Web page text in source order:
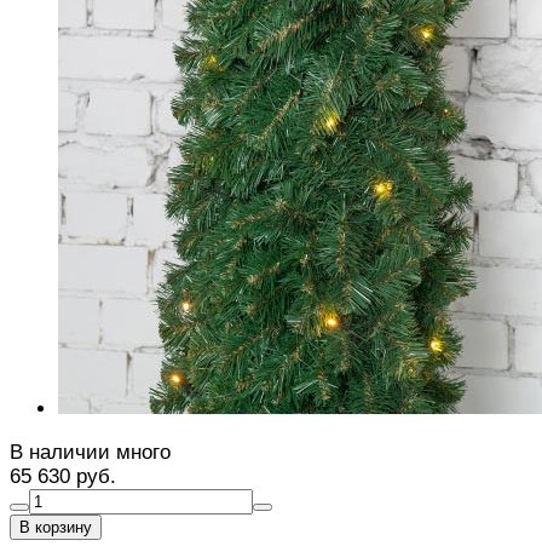
В наличии много
65 630 руб.
В корзину